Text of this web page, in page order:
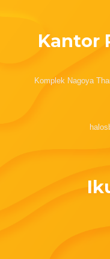
Kantor
Komplek Nagoya